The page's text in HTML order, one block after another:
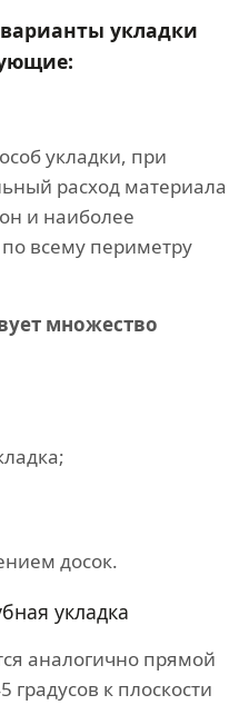
укладки
укладки, при
расход материала
и наиболее
по всему периметру
множество
досок.
укладка
аналогично прямой
градусов к плоскости